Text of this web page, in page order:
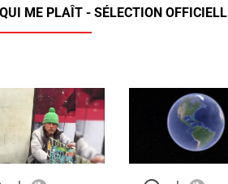
ME PLAÎT - SÉLECTION